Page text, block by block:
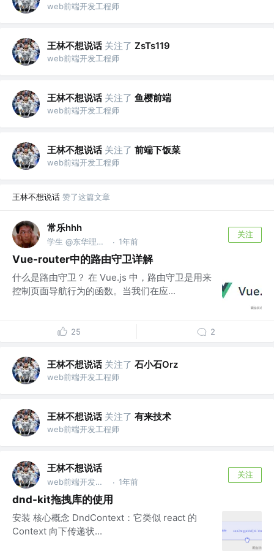
web前端开发工程师
王林不想说话 关注了 ZsTs119
web前端开发工程师
王林不想说话 关注了 鱼樱前端
web前端开发工程师
王林不想说话 关注了 前端下饭菜
web前端开发工程师
王林不想说话 赞了这篇文章
常乐hhh
学生 @东华理工大学 · 1年前
关注
Vue-router中的路由守卫详解
什么是路由守卫？ 在 Vue.js 中，路由守卫是用来
控制页面导航行为的函数。当我们在应...
25 2
王林不想说话 关注了 石小石Orz
web前端开发工程师
王林不想说话 关注了 有来技术
web前端开发工程师
王林不想说话
web前端开发工程师 · 1年前
关注
dnd-kit拖拽库的使用
安装 核心概念 DndContext：它类似 react 的
Context 向下传递状...